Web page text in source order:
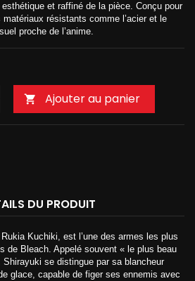
et raffiné de la pièce. Conçu pour
matériaux résistants comme l’acier et le
proche de l’anime.
 Ajouter au panier
DU PRODUIT
Kuchiki, est l’une des armes les plus
de Bleach. Appelé souvent « le plus beau
se distingue par sa blancheur
glace, capable de figer ses ennemis avec